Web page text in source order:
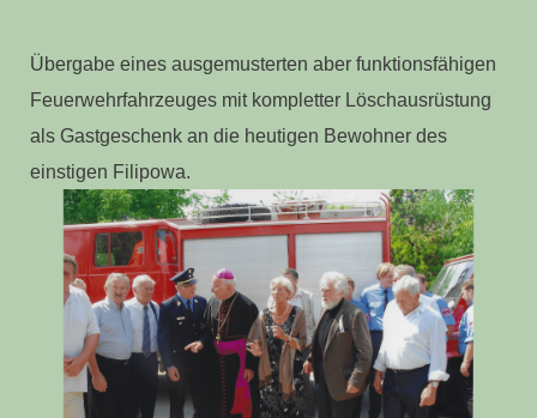
Übergabe eines ausgemusterten aber funktionsfähigen
Feuerwehrfahrzeuges mit kompletter Löschausrüstung
als Gastgeschenk an die heutigen Bewohner des
einstigen Filipowa.